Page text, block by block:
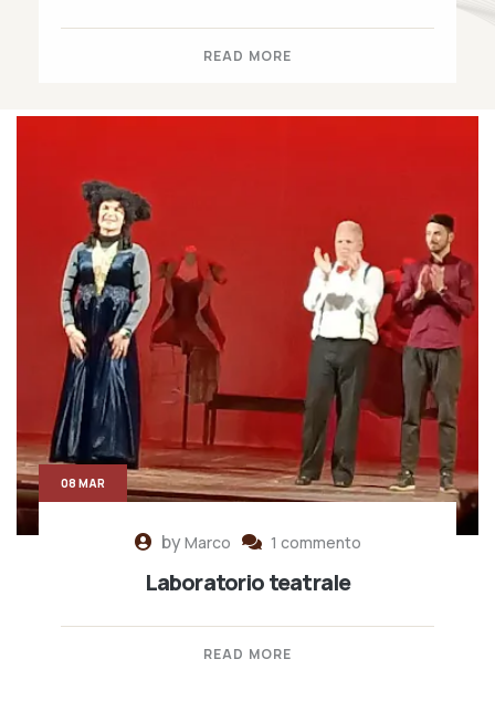
READ MORE
byMarco 1 commento
Laboratorio teatrale
READ MORE
08 MAR